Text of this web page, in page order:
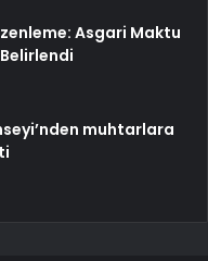
Asgari Maktu
muhtarlara